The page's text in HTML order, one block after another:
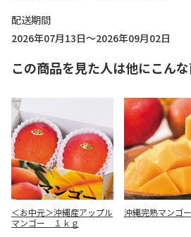
配送期間
2026年07月13日～2026年09月02日
この商品を見た人は他にこん
＜お中元＞沖縄産アップル
マンゴー １ｋｇ
沖縄完熟マンゴ